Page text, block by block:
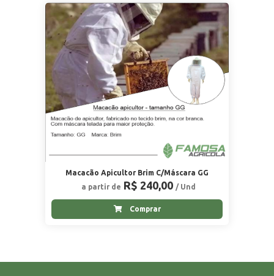
Macacão Apicultor Brim C/Máscara GG
a partir de R$ 240,00 / Und
Comprar